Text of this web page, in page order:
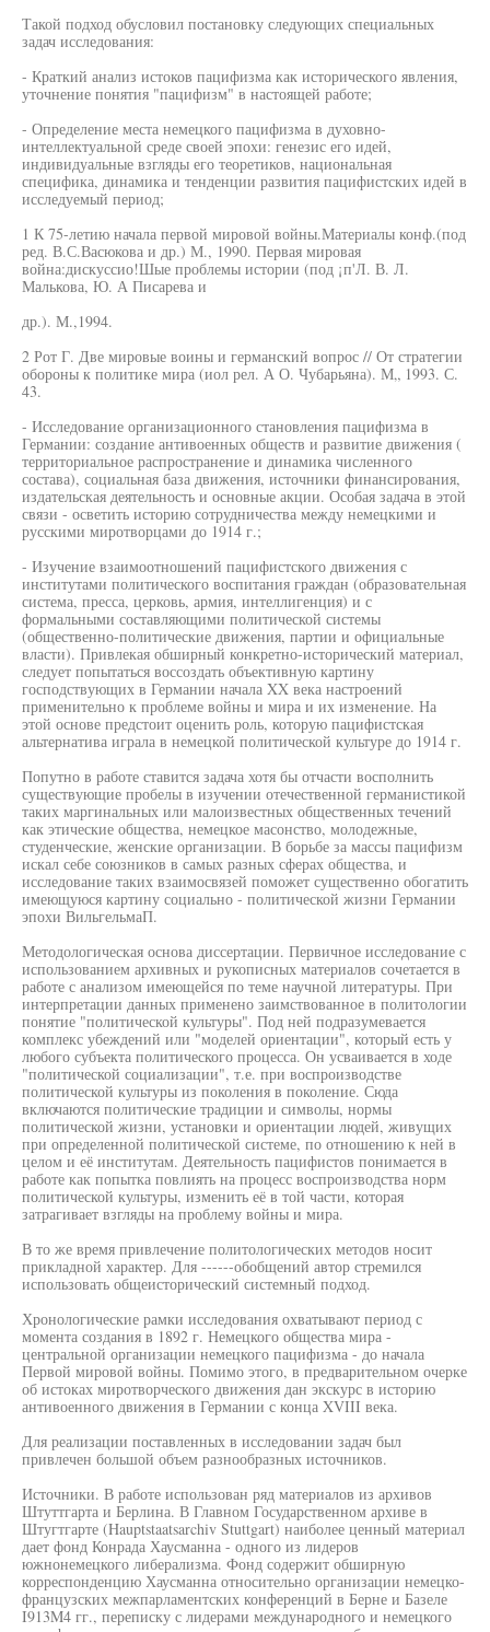
Такой подход обусловил постановку следующих специальных
задач исследования:
- Краткий анализ истоков пацифизма как исторического явления,
уточнение понятия "пацифизм" в настоящей работе;
- Определение места немецкого пацифизма в духовно-
интеллектуальной среде своей эпохи: генезис его идей,
индивидуальные взгляды его теоретиков, национальная
специфика, динамика и тенденции развития пацифистских идей в
исследуемый период;
1 К 75-летию начала первой мировой войны.Материалы конф.(под
ред. В.С.Васюкова и др.) М., 1990. Первая мировая
война:дискуссио!Шые проблемы истории (под ¡п'Л. В. Л.
Малькова, Ю. А Писарева и
др.). М.,1994.
2 Рот Г. Две мировые воины и германский вопрос // От стратегии
обороны к политике мира (иол рел. А О. Чубарьяна). М„ 1993. С.
43.
- Исследование организационного становления пацифизма в
Германии: создание антивоенных обществ и развитие движения (
территориальное распространение и динамика численного
состава), социальная база движения, источники финансирования,
издательская деятельность и основные акции. Особая задача в этой
связи - осветить историю сотрудничества между немецкими и
русскими миротворцами до 1914 г.;
- Изучение взаимоотношений пацифистского движения с
институтами политического воспитания граждан (образовательная
система, пресса, церковь, армия, интеллигенция) и с
формальными составляющими политической системы
(общественно-политические движения, партии и официальные
власти). Привлекая обширный конкретно-исторический материал,
следует попытаться воссоздать объективную картину
господствующих в Германии начала XX века настроений
применительно к проблеме войны и мира и их изменение. На
этой основе предстоит оценить роль, которую пацифистская
альтернатива играла в немецкой политической культуре до 1914 г.
Попутно в работе ставится задача хотя бы отчасти восполнить
существующие пробелы в изучении отечественной германистикой
таких маргинальных или малоизвестных общественных течений
как этические общества, немецкое масонство, молодежные,
студенческие, женские организации. В борьбе за массы пацифизм
искал себе союзников в самых разных сферах общества, и
исследование таких взаимосвязей поможет существенно обогатить
имеющуюся картину социально - политической жизни Германии
эпохи ВильгельмаП.
Методологическая основа диссертации. Первичное исследование с
использованием архивных и рукописных материалов сочетается в
работе с анализом имеющейся по теме научной литературы. При
интерпретации данных применено заимствованное в политологии
понятие "политической культуры". Под ней подразумевается
комплекс убеждений или "моделей ориентации", который есть у
любого субъекта политического процесса. Он усваивается в ходе
"политической социализации", т.е. при воспроизводстве
политической культуры из поколения в поколение. Сюда
включаются политические традиции и символы, нормы
политической жизни, установки и ориентации людей, живущих
при определенной политической системе, по отношению к ней в
целом и её институтам. Деятельность пацифистов понимается в
работе как попытка повлиять на процесс воспроизводства норм
политической культуры, изменить её в той части, которая
затрагивает взгляды на проблему войны и мира.
В то же время привлечение политологических методов носит
прикладной характер. Для ------обобщений автор стремился
использовать общеисторический системный подход.
Хронологические рамки исследования охватывают период с
момента создания в 1892 г. Немецкого общества мира -
центральной организации немецкого пацифизма - до начала
Первой мировой войны. Помимо этого, в предварительном очерке
об истоках миротворческого движения дан экскурс в историю
антивоенного движения в Германии с конца XVIII века.
Для реализации поставленных в исследовании задач был
привлечен большой объем разнообразных источников.
Источники. В работе использован ряд материалов из архивов
Штуттгарта и Берлина. В Главном Государственном архиве в
Штугтгарте (Hauptstaatsarchiv Stuttgart) наиболее ценный материал
дает фонд Конрада Хаусманна - одного из лидеров
южнонемецкого либерализма. Фонд содержит обширную
корреспонденцию Хаусманна относительно организации немецко-
французских межпарламентских конференций в Берне и Базеле
I913M4 гг., переписку с лидерами международного и немецкого